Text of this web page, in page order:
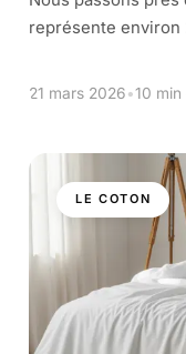
représente environ
21 mars 2026•10
LE COTON